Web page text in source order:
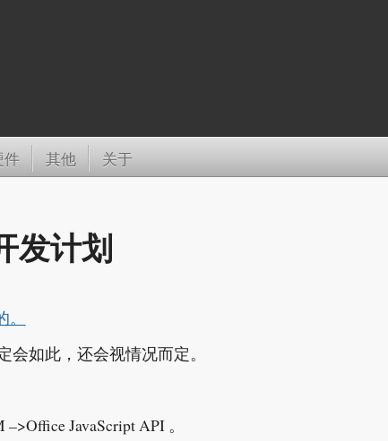
件 其他 关于
发计划
。
如此，还会视情况而定。
JavaScript API 。